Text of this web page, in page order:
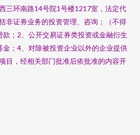
三环南路14号院1号楼1217室，法定代
非证券业务的投资管理、咨询；（不得
款；2、公开交易证券类投资或金融衍生
；4、对除被投资企业以外的企业提供
目，经相关部门批准后依批准的内容开